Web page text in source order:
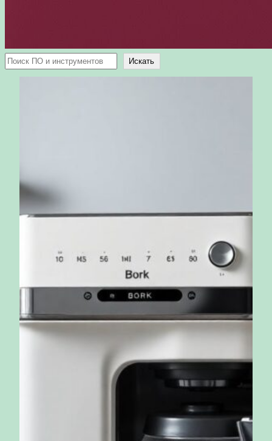
Поиск Искать